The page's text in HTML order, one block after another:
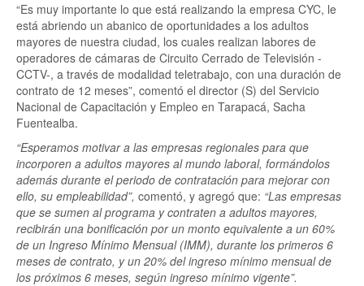
“Es muy importante lo que está realizando la empresa CYC, le
está abriendo un abanico de oportunidades a los adultos
mayores de nuestra ciudad, los cuales realizan labores de
operadores de cámaras de Circuito Cerrado de Televisión -
CCTV-, a través de modalidad teletrabajo, con una duración de
contrato de 12 meses”, comentó el director (S) del Servicio
Nacional de Capacitación y Empleo en Tarapacá, Sacha
Fuentealba.
“Esperamos motivar a las empresas regionales para que
incorporen a adultos mayores al mundo laboral, formándolos
además durante el periodo de contratación para mejorar con
ello, su empleabilidad”, comentó, y agregó que: “Las empresas
que se sumen al programa y contraten a adultos mayores,
recibirán una bonificación por un monto equivalente a un 60%
de un Ingreso Mínimo Mensual (IMM), durante los primeros 6
meses de contrato, y un 20% del ingreso mínimo mensual de
los próximos 6 meses, según ingreso mínimo vigente”.